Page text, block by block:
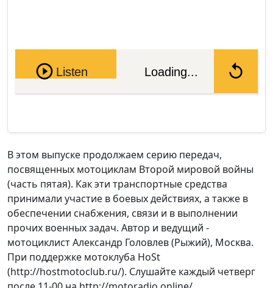
Pause
Listen Loading...
В этом выпуске продолжаем серию передач,
посвященных мотоциклам Второй мировой войны
(часть пятая). Как эти транспортные средства
принимали участие в боевых действиях, а также в
обеспечении снабжения, связи и в выполнении
прочих военных задач. Автор и ведущий -
мотоциклист Александр Головлев (Рыжий), Москва.
При поддержке мотоклуба HoSt
(http://hostmotoclub.ru/). Слушайте каждый четверг